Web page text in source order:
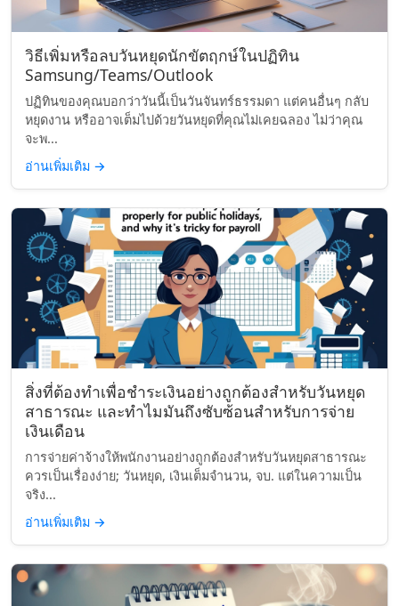
วิธีเพิ่มหรือลบวันหยุดนักขัตฤกษ์ในปฏิทิน
Samsung/Teams/Outlook
ปฏิทินของคุณบอกว่าวันนี้เป็นวันจันทร์ธรรมดา แต่คนอื่นๆ กลับ
หยุดงาน หรืออาจเต็มไปด้วยวันหยุดที่คุณไม่เคยฉลอง ไม่ว่าคุณ
จะพ...
อ่านเพิ่มเติม →
สิ่งที่ต้องทำเพื่อชำระเงินอย่างถูกต้องสำหรับวันหยุด
สาธารณะ และทำไมมันถึงซับซ้อนสำหรับการจ่าย
เงินเดือน
การจ่ายค่าจ้างให้พนักงานอย่างถูกต้องสำหรับวันหยุดสาธารณะ
ควรเป็นเรื่องง่าย; วันหยุด, เงินเต็มจำนวน, จบ. แต่ในความเป็น
จริง...
อ่านเพิ่มเติม →